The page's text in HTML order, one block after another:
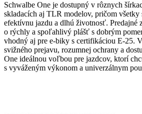
Schwalbe One je dostupný v rôznych
skladacích aj TLR modelov, pričom všetky
efektívnu jazdu a dlhú životnosť. Predajné
o rýchly a spoľahlivý plášť s dobrým
vhodný aj pre e‑biky s certifikáciou E‑25.
svižného prejavu, rozumnej ochrany a
One ideálnou voľbou pre jazdcov, ktorí
s vyváženým výkonom a univerzálnym